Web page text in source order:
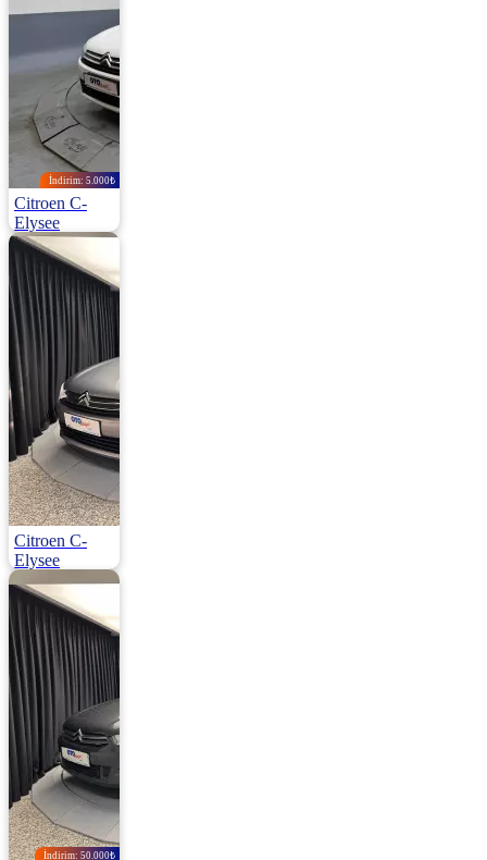
İndirim: 5.000₺
Citroen C-
Elysee
2022 | Manuel |
Dizel | 120.000
Km
925.000
930.000 ₺
Citroen C-
Elysee
1.5 Bluehdi S&S Feel 100HP
2022 | Manuel |
Dizel | 135.000
Km
760.000
İndirim: 50.000₺